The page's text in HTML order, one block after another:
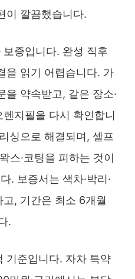
이 깔끔했습니다.
증입니다. 완성 직후
을 읽기 어렵습니다. 가
약속받고, 같은 장소·
지필을 다시 확인합니
싱으로 해결되며, 셀프
스·코팅을 피하는 것이
. 보증서는 색차·박리·
고, 기간은 최소 6개월
.
기준입니다. 자차 특약